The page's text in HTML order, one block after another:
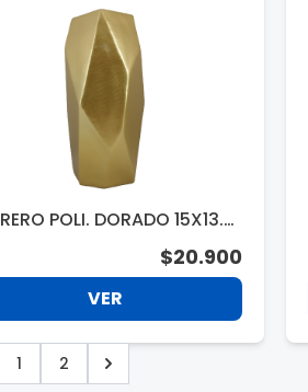
POLI. DORADO 15X13.5
$20.900
VER
1 2